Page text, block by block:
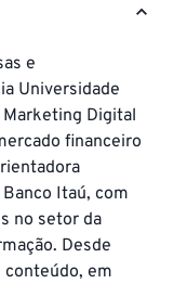
e
Universidade
Marketing Digital
financeiro
Itaú, com
no setor da
Desde
em